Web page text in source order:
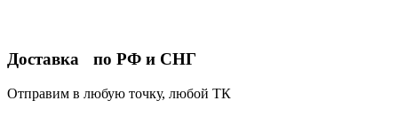
Доставка по РФ и СНГ
Отправим в любую точку, любой ТК